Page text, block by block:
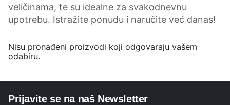
veličinama, te su idealne za svakodnevnu
upotrebu. Istražite ponudu i naručite već danas!
Nisu pronađeni proizvodi koji odgovaraju vašem
odabiru.
Prijavite se na naš Newsletter